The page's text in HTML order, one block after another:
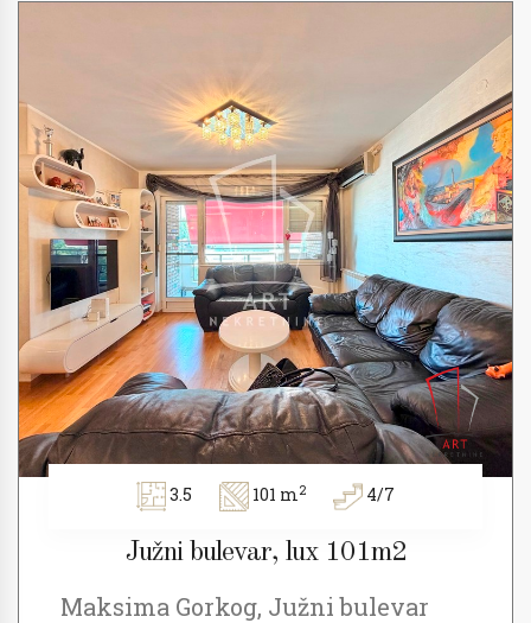
3.5 101 m2 4/7
Južni bulevar, lux 101m2
Maksima Gorkog, Južni bulevar